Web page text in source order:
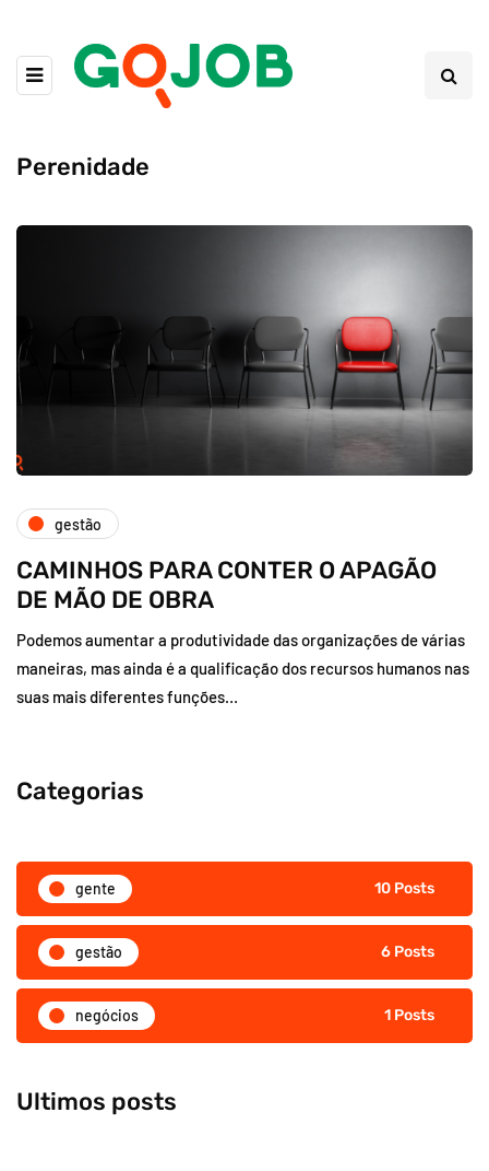
Perenidade
gestão
CAMINHOS PARA CONTER O APAGÃO
DE MÃO DE OBRA
Podemos aumentar a produtividade das organizações de várias
maneiras, mas ainda é a qualificação dos recursos humanos nas
suas mais diferentes funções…
gente 10 Posts
gestão 6 Posts
negócios 1 Posts